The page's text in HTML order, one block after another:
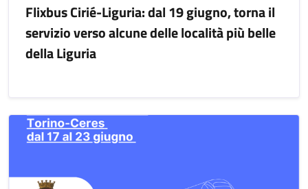
Flixbus Cirié-Liguria: dal 19 giugno, torna il
servizio verso alcune delle località più belle
della Liguria